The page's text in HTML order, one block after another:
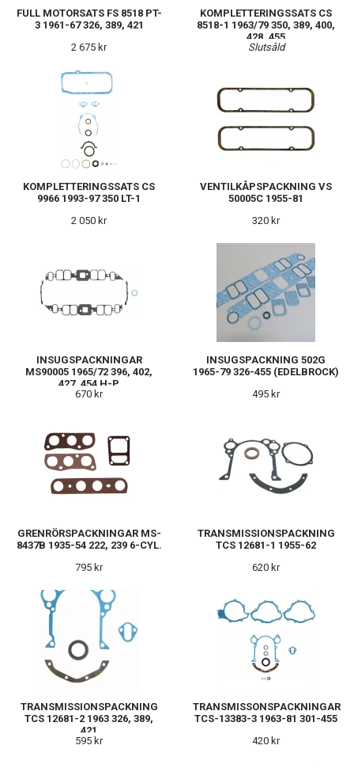
FULL MOTORSATS FS 8518 PT-
3 1961-67 326, 389, 421
2 675 kr
KOMPLETTERINGSSATS CS
8518-1 1963/79 350, 389, 400,
428, 455
Slutsåld
KOMPLETTERINGSSATS CS
9966 1993-97 350 LT-1
2 050 kr
VENTILKÅPSPACKNING VS
50005C 1955-81
320 kr
INSUGSPACKNINGAR
MS90005 1965/72 396, 402,
427, 454 H-P
670 kr
INSUGSPACKNING 502G
1965-79 326-455 (EDELBROCK)
495 kr
GRENRÖRSPACKNINGAR MS-
8437B 1935-54 222, 239 6-CYL.
795 kr
TRANSMISSIONSPACKNING
TCS 12681-1 1955-62
620 kr
TRANSMISSIONSPACKNING
TCS 12681-2 1963 326, 389,
421
595 kr
TRANSMISSONSPACKNINGAR
TCS-13383-3 1963-81 301-455
420 kr